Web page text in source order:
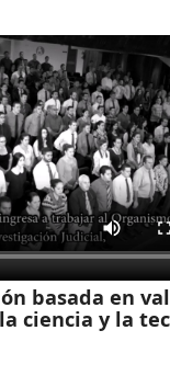
basada en
ciencia y la